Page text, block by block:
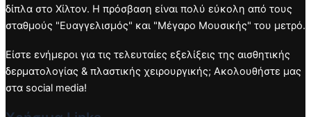
δίπλα στο Χίλτον. Η πρόσβαση είναι πολύ εύκολη από τους
σταθμούς "Ευαγγελισμός" και "Μέγαρο Μουσικής" του μετρό.
Είστε ενήμεροι για τις τελευταίες εξελίξεις της αισθητικής
δερματολογίας & πλαστικής χειρουργικής; Ακολουθήστε μας
στα social media!